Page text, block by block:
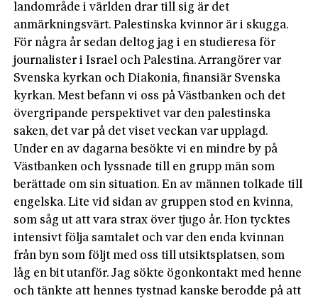
landområde i världen drar till sig är det
anmärkningsvärt. Palestinska kvinnor är i skugga.
För några år sedan deltog jag i en studieresa för
journalister i Israel och Palestina. Arrangörer var
Svenska kyrkan och Diakonia, finansiär Svenska
kyrkan. Mest befann vi oss på Västbanken och det
övergripande perspektivet var den palestinska
saken, det var på det viset veckan var upplagd.
Under en av dagarna besökte vi en mindre by på
Västbanken och lyssnade till en grupp män som
berättade om sin situation. En av männen tolkade till
engelska. Lite vid sidan av gruppen stod en kvinna,
som såg ut att vara strax över tjugo år. Hon tycktes
intensivt följa samtalet och var den enda kvinnan
från byn som följt med oss till utsiktsplatsen, som
låg en bit utanför. Jag sökte ögonkontakt med henne
och tänkte att hennes tystnad kanske berodde på att